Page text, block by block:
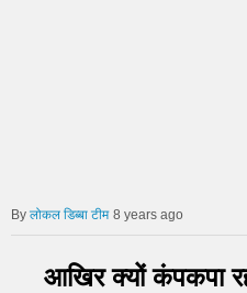
लोकल डिब्बा टीम 8 years ago
आखिर क्यों कंपकपा